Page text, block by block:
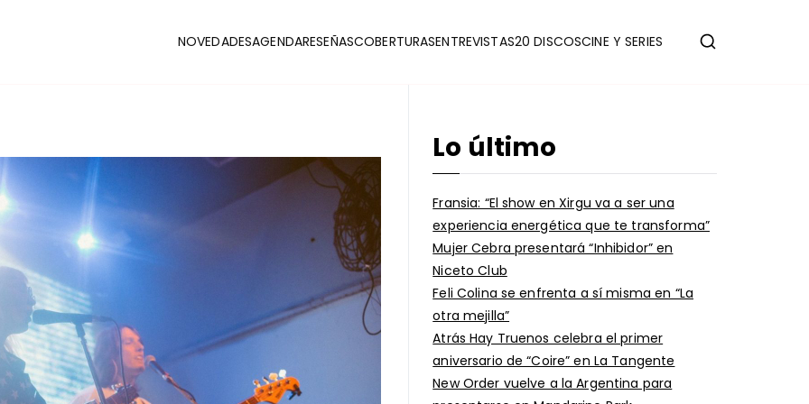
NOVEDADESAGENDARESEÑASCOBERTURASENTREVISTAS20 DISCOSCINE Y SERIES
Lo último
Fransia: “El show en Xirgu va a ser una
experiencia energética que te transforma”
Mujer Cebra presentará “Inhibidor” en
Niceto Club
Feli Colina se enfrenta a sí misma en “La
otra mejilla”
Atrás Hay Truenos celebra el primer
aniversario de “Coire” en La Tangente
New Order vuelve a la Argentina para